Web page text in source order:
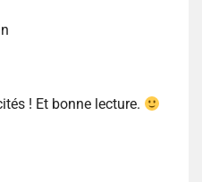
! Et bonne lecture.